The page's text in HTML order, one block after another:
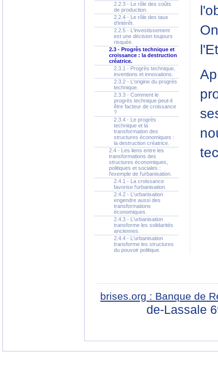
2.2.3 - Le rôle des coûts
de production.
2.2.4 - Le rôle des taux
d'intérêt.
2.2.5 - L'investissement
est une décision toujours
risquée.
2.3 - Progrès technique et
croissance : la destruction
créatrice.
2.3.1 - Progrès technique,
inventions et innovations.
2.3.2 - L'origine du progrès
technique.
2.3.3 - Comment le
progrès technique peut-il
être facteur de croissance
?
2.3.4 - Le progrès
technique et la
transformation des
structures économiques :
la destruction créatrice.
2.4 - Les liens entre les
transformations des
structures économiques,
politiques et sociales :
l'exemple de l'urbanisation.
2.4.1 - La croissance
favorise l'urbanisation.
2.4.2 - L'urbanisation
engendre aussi des
transformations
économiques.
2.4.3 - L'urbanisation
transforme les solidarités
anciennes.
2.4.4 - L'urbanisation
transforme les structures
du pouvoir politique.
brises.org : Banque de
de-Lassale